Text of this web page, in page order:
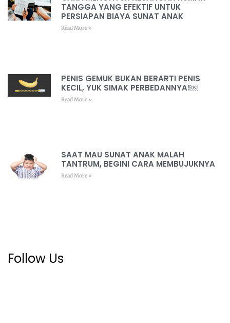
TANGGA YANG EFEKTIF UNTUK
PERSIAPAN BIAYA SUNAT ANAK
Read More »
PENIS GEMUK BUKAN BERARTI PENIS
KECIL, YUK SIMAK PERBEDANNYA!￼
Read More »
SAAT MAU SUNAT ANAK MALAH
TANTRUM, BEGINI CARA MEMBUJUKNYA
Read More »
Follow Us